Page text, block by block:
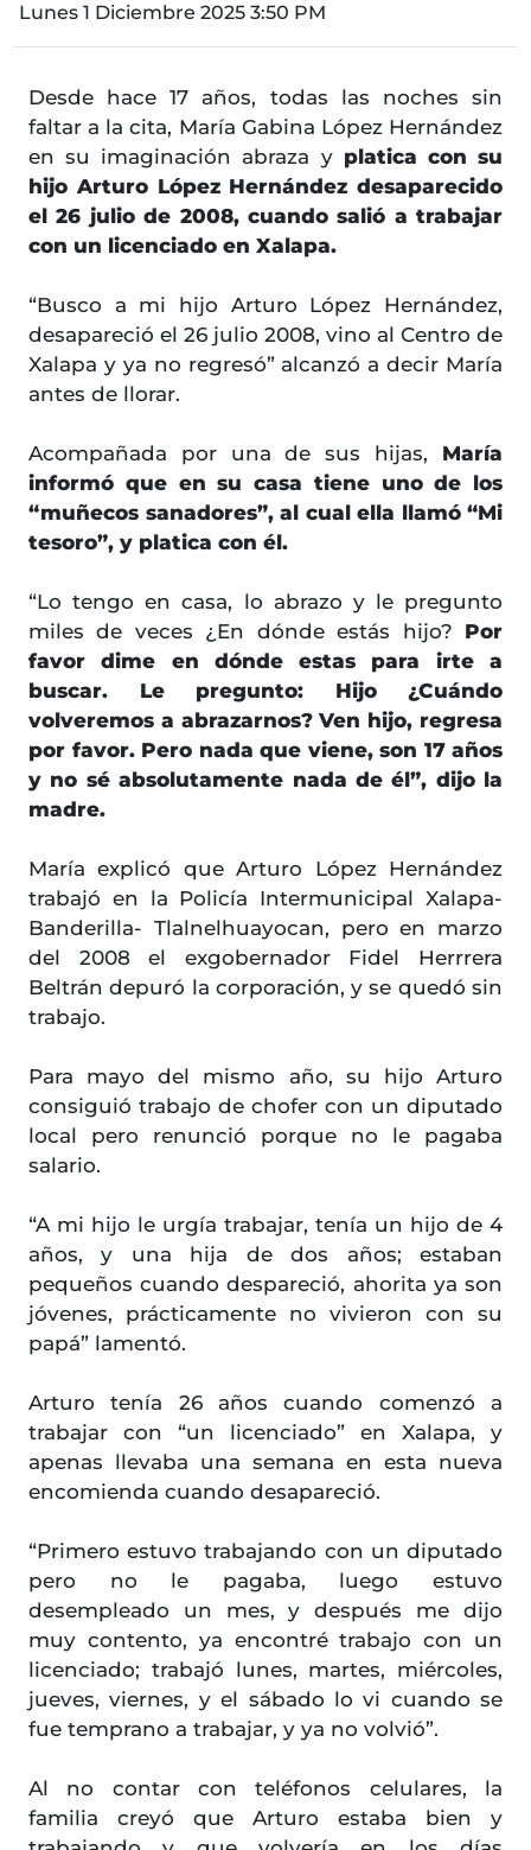
Lunes 1 Diciembre 2025 3:50 PM
Desde hace 17 años, todas las noches sin
faltar a la cita, María Gabina López Hernández
en su imaginación abraza y platica con su
hijo Arturo López Hernández desaparecido
el 26 julio de 2008, cuando salió a trabajar
con un licenciado en Xalapa.
“Busco a mi hijo Arturo López Hernández,
desapareció el 26 julio 2008, vino al Centro de
Xalapa y ya no regresó” alcanzó a decir María
antes de llorar.
Acompañada por una de sus hijas, María
informó que en su casa tiene uno de los
“muñecos sanadores”, al cual ella llamó “Mi
tesoro”, y platica con él.
“Lo tengo en casa, lo abrazo y le pregunto
miles de veces ¿En dónde estás hijo? Por
favor dime en dónde estas para irte a
buscar. Le pregunto: Hijo ¿Cuándo
volveremos a abrazarnos? Ven hijo, regresa
por favor. Pero nada que viene, son 17 años
y no sé absolutamente nada de él”, dijo la
madre.
María explicó que Arturo López Hernández
trabajó en la Policía Intermunicipal Xalapa-
Banderilla- Tlalnelhuayocan, pero en marzo
del 2008 el exgobernador Fidel Herrrera
Beltrán depuró la corporación, y se quedó sin
trabajo.
Para mayo del mismo año, su hijo Arturo
consiguió trabajo de chofer con un diputado
local pero renunció porque no le pagaba
salario.
“A mi hijo le urgía trabajar, tenía un hijo de 4
años, y una hija de dos años; estaban
pequeños cuando despareció, ahorita ya son
jóvenes, prácticamente no vivieron con su
papá” lamentó.
Arturo tenía 26 años cuando comenzó a
trabajar con “un licenciado” en Xalapa, y
apenas llevaba una semana en esta nueva
encomienda cuando desapareció.
“Primero estuvo trabajando con un diputado
pero no le pagaba, luego estuvo
desempleado un mes, y después me dijo
muy contento, ya encontré trabajo con un
licenciado; trabajó lunes, martes, miércoles,
jueves, viernes, y el sábado lo vi cuando se
fue temprano a trabajar, y ya no volvió”.
Al no contar con teléfonos celulares, la
familia creyó que Arturo estaba bien y